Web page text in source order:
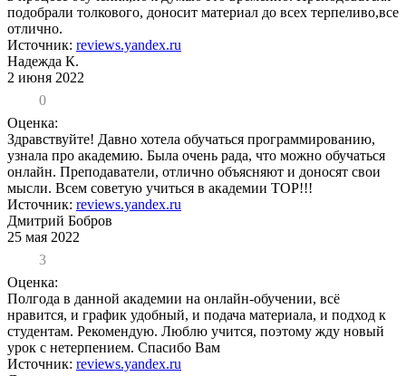
подобрали толкового, доносит материал до всех терпеливо,все
отлично.
Источник: reviews.yandex.ru
Надежда К.
2 июня 2022
0
Оценка:
Здравствуйте! Давно хотела обучаться программированию,
узнала про академию. Была очень рада, что можно обучаться
онлайн. Преподаватели, отлично объясняют и доносят свои
мысли. Всем советую учиться в академии ТОР!!!
Источник: reviews.yandex.ru
Дмитрий Бобров
25 мая 2022
3
Оценка:
Полгода в данной академии на онлайн-обучении, всё
нравится, и график удобный, и подача материала, и подход к
студентам. Рекомендую. Люблю учится, поэтому жду новый
урок с нетерпением. Спасибо Вам
Источник: reviews.yandex.ru